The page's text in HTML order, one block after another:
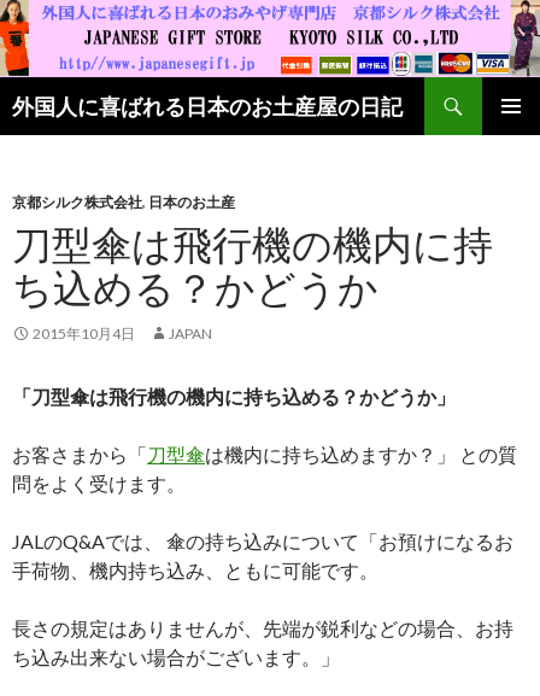
外国人に喜ばれる日本のお土産屋の日記
検索
京都シルク株式会社, 日本のお土産
刀型傘は飛行機の機内に持
ち込める？かどうか
2015年10月4日 JAPAN
「刀型傘は飛行機の機内に持ち込める？かどうか」
お客さまから「刀型傘は機内に持ち込めますか？」 との質
問をよく受けます。
JALのQ&Aでは、 傘の持ち込みについて「お預けになるお
手荷物、機内持ち込み、ともに可能です。
長さの規定はありませんが、先端が鋭利などの場合、お持
ち込み出来ない場合がございます。」